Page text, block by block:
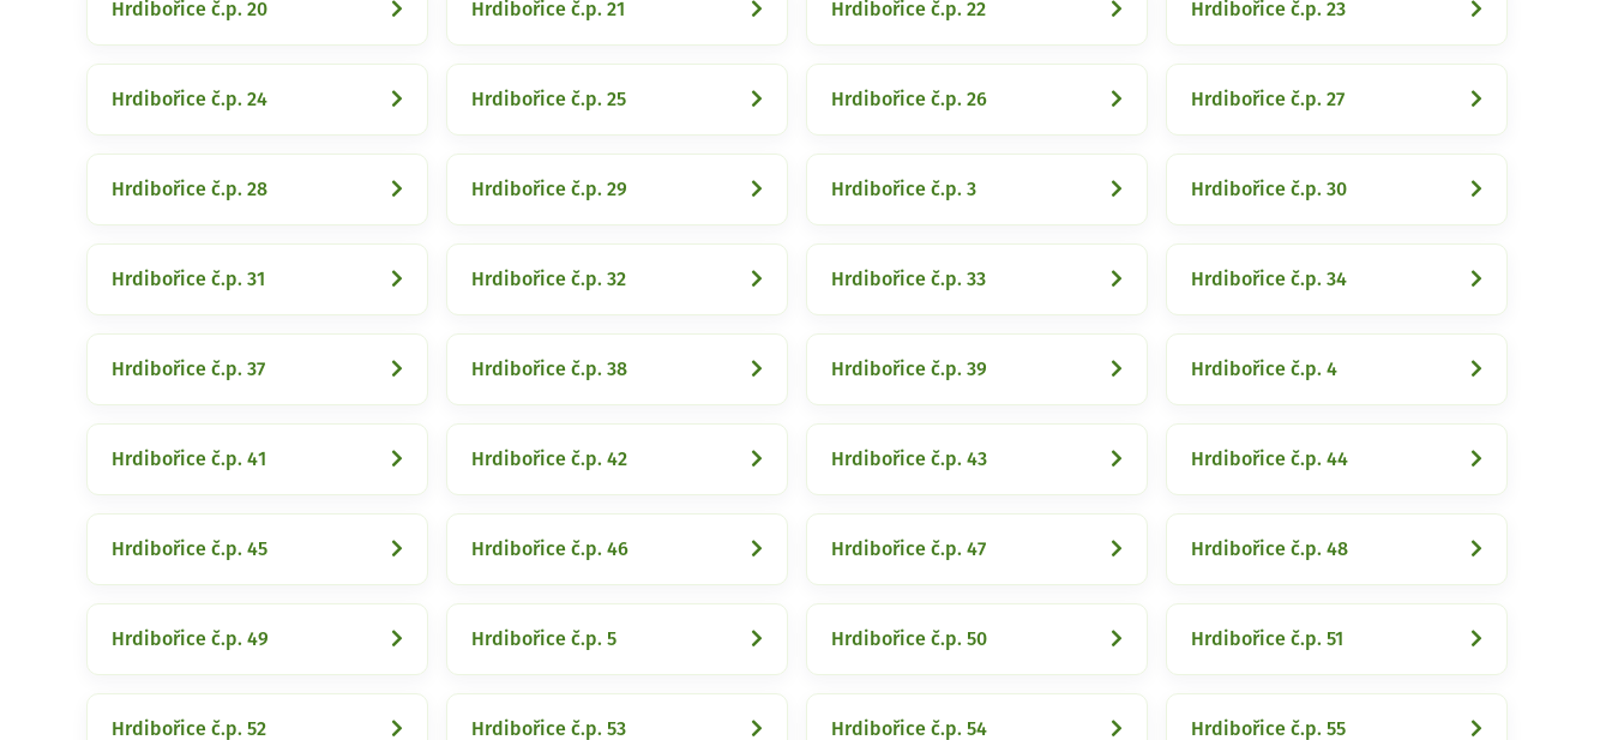
Hrdibořice č.p. 20 Hrdibořice č.p. 21 Hrdibořice č.p. 22 Hrdibořice č.p. 23
Hrdibořice č.p. 24 Hrdibořice č.p. 25 Hrdibořice č.p. 26 Hrdibořice č.p. 27
Hrdibořice č.p. 28 Hrdibořice č.p. 29 Hrdibořice č.p. 3 Hrdibořice č.p. 30
Hrdibořice č.p. 31 Hrdibořice č.p. 32 Hrdibořice č.p. 33 Hrdibořice č.p. 34
Hrdibořice č.p. 37 Hrdibořice č.p. 38 Hrdibořice č.p. 39 Hrdibořice č.p. 4
Hrdibořice č.p. 41 Hrdibořice č.p. 42 Hrdibořice č.p. 43 Hrdibořice č.p. 44
Hrdibořice č.p. 45 Hrdibořice č.p. 46 Hrdibořice č.p. 47 Hrdibořice č.p. 48
Hrdibořice č.p. 49 Hrdibořice č.p. 5 Hrdibořice č.p. 50 Hrdibořice č.p. 51
Hrdibořice č.p. 52 Hrdibořice č.p. 53 Hrdibořice č.p. 54 Hrdibořice č.p. 55